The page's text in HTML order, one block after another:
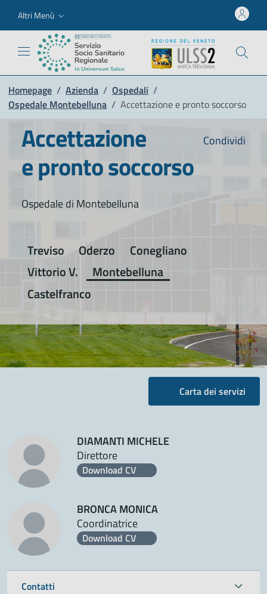
Altri Menù
Homepage / Azienda / Ospedali /
Ospedale Montebelluna / Accettazione e pronto soccorso
Condividi
Accettazione
e pronto soccorso
Ospedale di Montebelluna
Treviso Oderzo
Conegliano
Vittorio V.
Montebelluna
Castelfranco
Carta dei servizi
DIAMANTI MICHELE
Direttore
Download CV
BRONCA MONICA
Coordinatrice
Download CV
Contatti